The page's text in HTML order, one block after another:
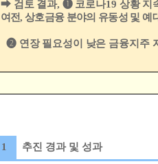
➡ 검토 결과, ❶ 코로나19 상황 지
여전,상호금융 분야의 유동성 및 예
❷ 연장 필요성이 낮은 금융지주
1 추진 경과 및 성과